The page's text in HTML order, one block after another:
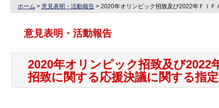
ホーム > 意見表明・活動報告 > 2020年オリンピック招致及び2022年ＦＩＦ
意見表明・活動報告
2020年オリンピック招致及び2022
招致に関する応援決議に関する指